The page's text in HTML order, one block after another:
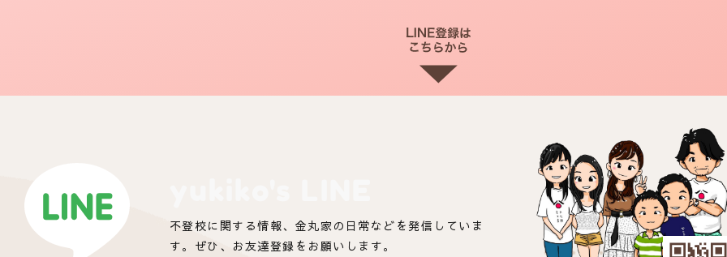
不登校に関する情報、金丸家の日常などを発信していま
す。ぜひ、お友達登録をお願いします。